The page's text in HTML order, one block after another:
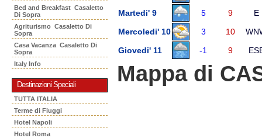
Bed and Breakfast Casaletto
Di Sopra
Agriturismo Casaletto Di
Sopra
Casa Vacanza Casaletto Di
Sopra
Italy Info
Destinazioni Speciali
TUTTA ITALIA
Terme di Fiuggi
Hotel Napoli
Hotel Roma
Martedi' 9
5 9
E
Mercoledi' 10
3 10
Giovedi' 11
-1 9
Mappa di